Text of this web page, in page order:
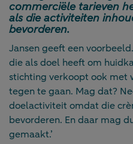
commerciële tarieven
als die activiteiten
bevorderen.
Jansen geeft een
die als doel heeft om
stichting verkoopt ook met
tegen te gaan. Mag dat?
doelactiviteit omdat die
bevorderen. En daar mag
gemaakt.’